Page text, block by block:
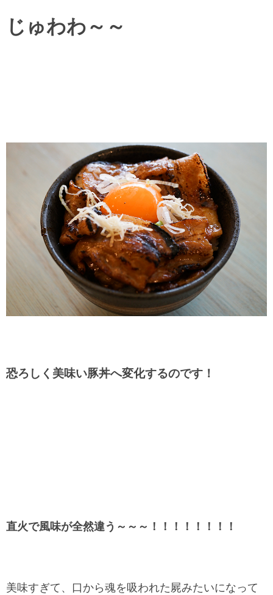
じゅわわ～～
恐ろしく美味い豚丼へ変化するのです！
直火で風味が全然違う～～～！！！！！！！！
美味すぎて、口から魂を吸われた屍みたいになって